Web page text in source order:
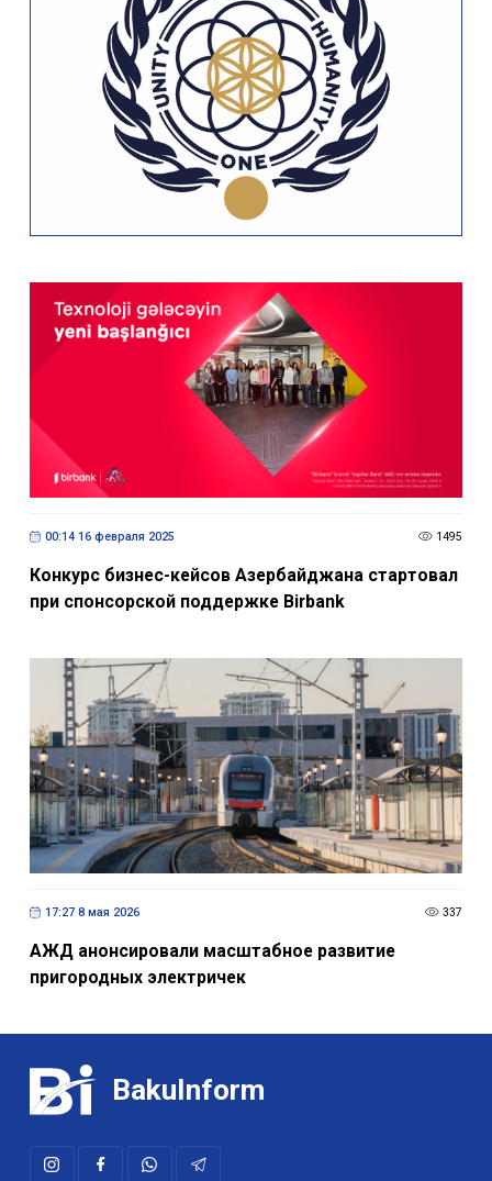
00:14 16 февраля 2025 1495
Конкурс бизнес-кейсов Азербайджана стартовал
при спонсорской поддержке Birbank
17:27 8 мая 2026 337
АЖД анонсировали масштабное развитие
пригородных электричек
BakuInform